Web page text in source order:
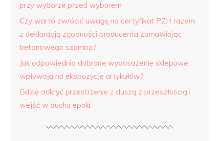
przy wyborze przed wyborem
Czy warto zwrócić uwagę na certyfikat PZH razem
z deklaracją zgodności producenta zamawiając
betonowego szamba?
Jak odpowiednio dobrane wyposażenie sklepowe
wpływają na ekspozycję artykułów?
Gdzie odkryć przestrzenie z duszą z przeszłością i
wejść w duchu epoki